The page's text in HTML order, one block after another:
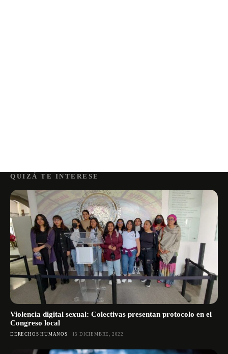
QUIZÁ TE INTERESE
Violencia digital sexual: Colectivas presentan protocolo en el
Congreso local
DERECHOS HUMANOS 15 DICIEMBRE, 2022